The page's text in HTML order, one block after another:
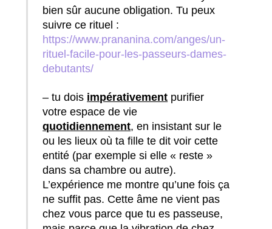
bien sûr aucune obligation. Tu peux
suivre ce rituel :
https://www.prananina.com/anges/un-
rituel-facile-pour-les-passeurs-dames-
debutants/
– tu dois impérativement purifier
votre espace de vie
quotidiennement, en insistant sur le
ou les lieux où ta fille te dit voir cette
entité (par exemple si elle « reste »
dans sa chambre ou autre).
L’expérience me montre qu’une fois ça
ne suffit pas. Cette âme ne vient pas
chez vous parce que tu es passeuse,